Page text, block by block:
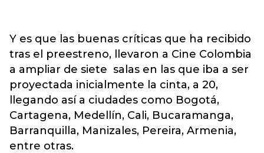
Y es que las buenas críticas que ha recibido
tras el preestreno, llevaron a Cine Colombia
a ampliar de siete salas en las que iba a ser
proyectada inicialmente la cinta, a 20,
llegando así a ciudades como Bogotá,
Cartagena, Medellín, Cali, Bucaramanga,
Barranquilla, Manizales, Pereira, Armenia,
entre otras.